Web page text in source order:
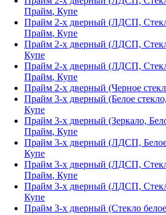
Прайм, Купе
Прайм 2-х дверный (ЛДСП,
Прайм, Купе
Прайм 2-х дверный (ЛДСП,
Купе
Прайм 2-х дверный (ЛДСП,
Прайм, Купе
Прайм 2-х дверный (Черное
Прайм 3-х дверный (Белое
Купе
Прайм 3-х дверный (Зеркало,
Прайм, Купе
Прайм 3-х дверный (ЛДСП, Белое
Купе
Прайм 3-х дверный (ЛДСП,
Прайм, Купе
Прайм 3-х дверный (ЛДСП,
Купе
Прайм 3-х дверный (Стекло